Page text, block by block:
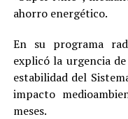
ahorro energético.
En su programa
explicó la urgencia
estabilidad del
impacto
meses.